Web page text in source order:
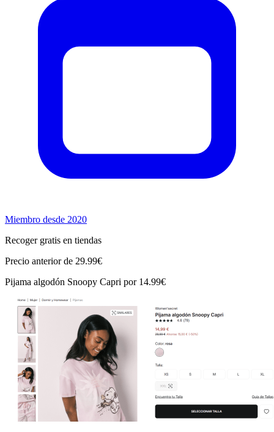
Miembro desde 2020
Recoger gratis en tiendas
Precio anterior de 29.99€
Pijama algodón Snoopy Capri por 14.99€